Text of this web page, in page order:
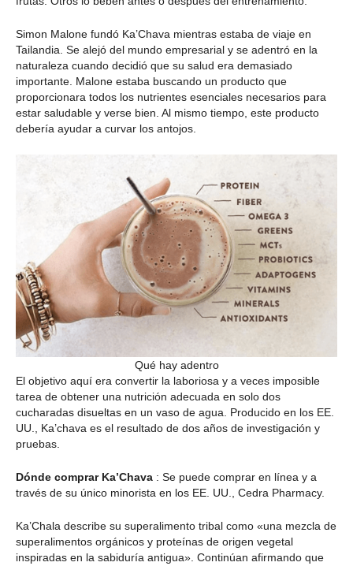
Simon Malone fundó Ka’Chava mientras estaba de viaje en
Tailandia. Se alejó del mundo empresarial y se adentró en la
naturaleza cuando decidió que su salud era demasiado
importante. Malone estaba buscando un producto que
proporcionara todos los nutrientes esenciales necesarios para
estar saludable y verse bien. Al mismo tiempo, este producto
debería ayudar a curvar los antojos.
Qué hay adentro
El objetivo aquí era convertir la laboriosa y a veces imposible
tarea de obtener una nutrición adecuada en solo dos
cucharadas disueltas en un vaso de agua. Producido en los EE.
UU., Ka’chava es el resultado de dos años de investigación y
pruebas.
Dónde comprar Ka’Chava : Se puede comprar en línea y a
través de su único minorista en los EE. UU., Cedra Pharmacy.
Ka’Chala describe su superalimento tribal como «una mezcla de
superalimentos orgánicos y proteínas de origen vegetal
inspiradas en la sabiduría antigua». Continúan afirmando que